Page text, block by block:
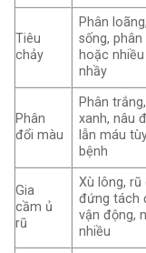
Tiêu
chảy
Phân
sống,
hoặc
nhầy
Phân
đổi màu
Phân
xanh, nâu
lẫn máu
bệnh
Gia
cầm ủ
rũ
Xù lông, rũ
đứng tách
vận động,
nhiều